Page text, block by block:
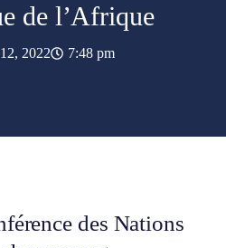
de l’Afrique
2022 7:48 pm
des Nations